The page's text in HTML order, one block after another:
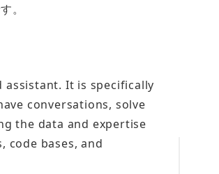
。
assistant. It is specifically
conversations, solve
the data and expertise
code bases, and